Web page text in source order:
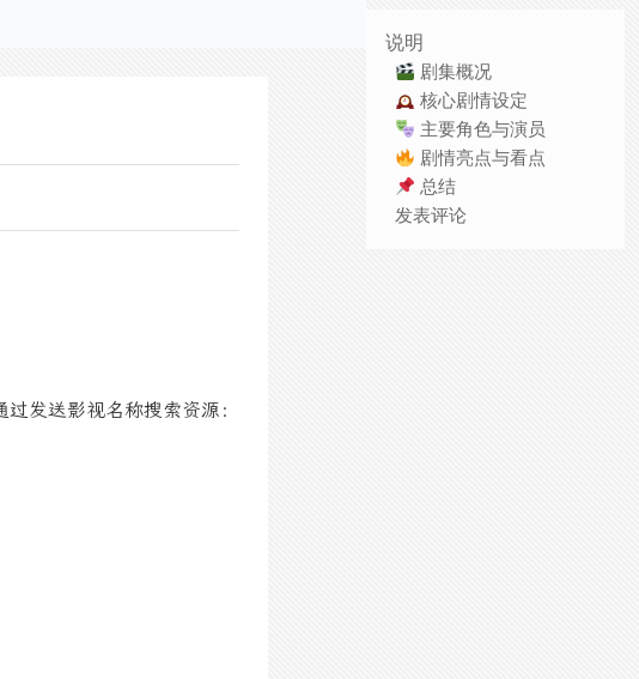
发送影视名称搜索资源：
说明
剧集概况
核心剧情设定
主要角色与演员
剧情亮点与看点
总结
发表评论